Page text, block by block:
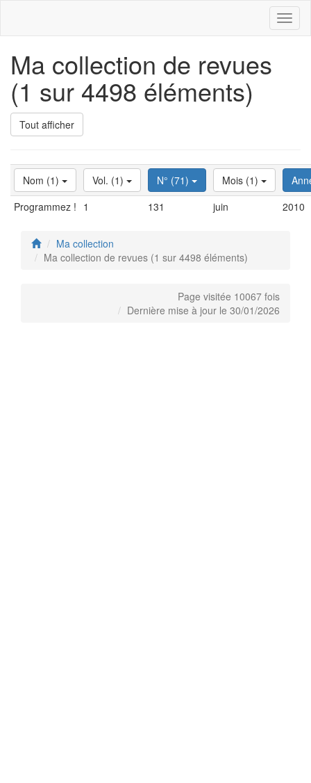
Ma collection de revues
(1 sur 4498 éléments)
Tout afficher
Nom (1) Vol. (1) N° (71) Mois (1)
Programmez ! 1 131 juin 2010
Ma collection
Ma collection de revues (1 sur 4498 éléments)
Page visitée 10067 fois
Dernière mise à jour le 30/01/2026